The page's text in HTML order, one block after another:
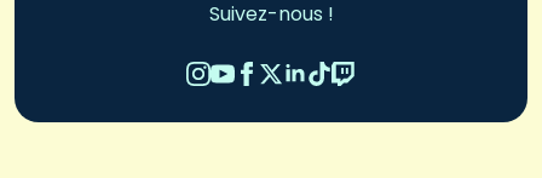
Suivez-nous !